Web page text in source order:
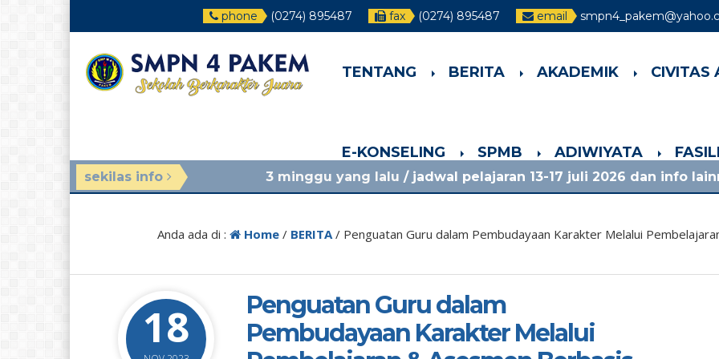
phone (0274) 895487 fax (0274) 895487 email
TENTANG BERITA AKADEMIK CIVITAS
E-KONSELING SPMB ADIWIYATA
sekilas info3 minggu yang lalu/ jadwal pelajaran 13-17 juli 2026 dan info lainnya, lihat
Anda ada di : Home/ BERITA/ Penguatan Guru dalam Pembudayaan Karakter Melalui
18
Penguatan Guru dalam
Pembudayaan Karakter Melalui